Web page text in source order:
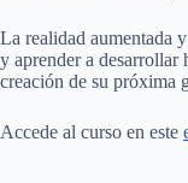
La realidad aumentada
y aprender a desarrollar
creación de su próxima
Accede al curso en este